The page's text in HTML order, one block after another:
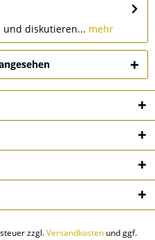
und diskutieren... mehr
zzgl.Versandkosten und ggf.